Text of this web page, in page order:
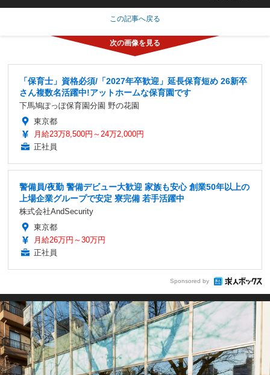
この記事へ戻る
「保育士」資格必須/「2027年卒歓迎」延長保育短め 26新卒
さん複数名活躍中!アットホームな保育園です
下馬鳩ぽっぽ保育園分園 野の花園
東京都
月給23万8,500円～24万2,000円
正社員
警備員/夜勤 警備デビュー大歓迎 家族も安心 創業50年以上の
上場企業グループで安定 寮完備 若手活躍中
株式会社AndSecurity
東京都
月給26万円～30万円
正社員
Sponsored by